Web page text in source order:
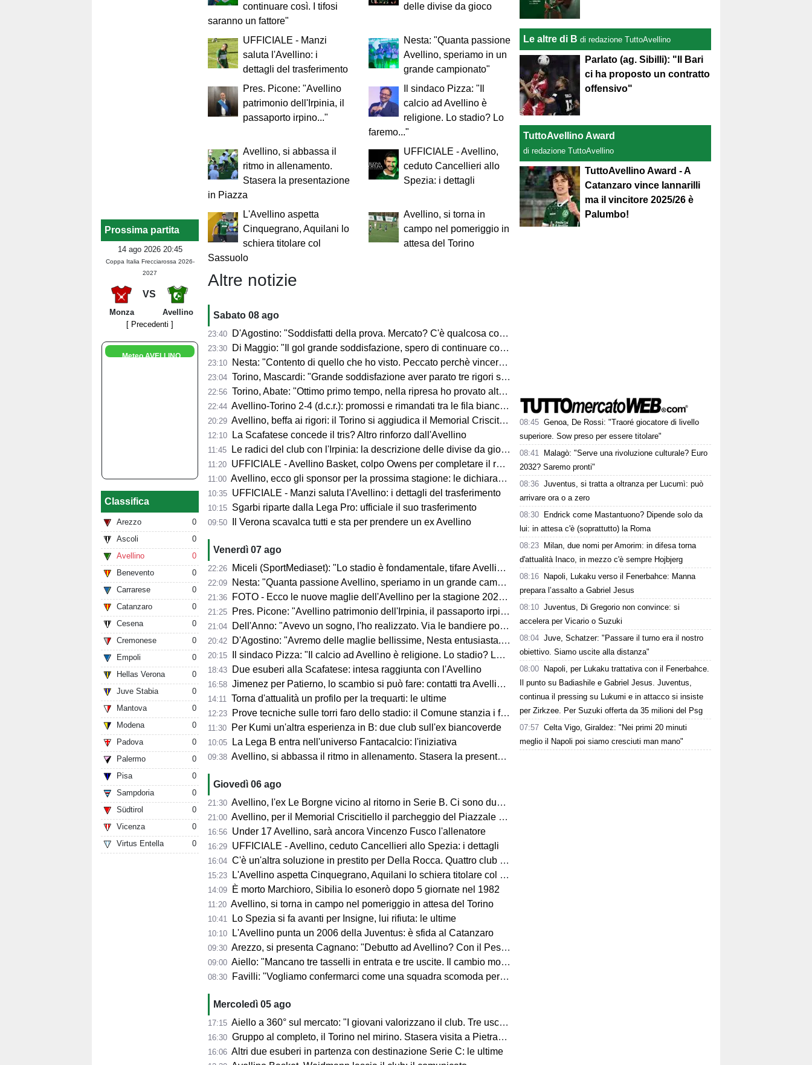
Prossima partita
14 ago 2026 20:45
Coppa Italia Frecciarossa 2026-
2027
VS
Monza
Avellino
[ Precedenti ]
Meteo AVELLINO
Classifica
Arezzo
0
Ascoli
0
Avellino
0
Benevento
0
Carrarese
0
Catanzaro
0
Cesena
0
Cremonese
0
Empoli
0
Hellas Verona
0
Juve Stabia
0
Mantova
0
Modena
0
Padova
0
Palermo
0
Pisa
0
Sampdoria
0
Südtirol
0
Vicenza
0
Virtus Entella
0
continuare così. I tifosi
saranno un fattore"
delle divise da gioco
UFFICIALE - Manzi
saluta l'Avellino: i
dettagli del trasferimento
Nesta: "Quanta passione
Avellino, speriamo in un
grande campionato"
Pres. Picone: "Avellino
patrimonio dell'Irpinia, il
passaporto irpino..."
Il sindaco Pizza: "Il
calcio ad Avellino è
religione. Lo stadio? Lo
faremo..."
Avellino, si abbassa il
ritmo in allenamento.
Stasera la presentazione
in Piazza
UFFICIALE - Avellino,
ceduto Cancellieri allo
Spezia: i dettagli
L'Avellino aspetta
Cinquegrano, Aquilani lo
schiera titolare col
Sassuolo
Avellino, si torna in
campo nel pomeriggio in
attesa del Torino
Altre notizie
Sabato 08 ago
23:40 D'Agostino: "Soddisfatti della prova. Mercato? C'è qualcosa con il Catania, ma faremo altro anche in entrata"
23:30 Di Maggio: "Il gol grande soddisfazione, spero di continuare così. I tifosi saranno un fattore"
23:10 Nesta: "Contento di quello che ho visto. Peccato perchè vincere aiuta a vincere. Piazza super, ci sono tante aspettative"
23:04 Torino, Mascardi: "Grande soddisfazione aver parato tre rigori su quattro. Siamo pronti per la stagione"
22:56 Torino, Abate: "Ottimo primo tempo, nella ripresa ho provato altre soluzioni. Mercato? La società sa"
22:44 Avellino-Torino 2-4 (d.c.r.): promossi e rimandati tra le fila biancoverdi
20:29 Avellino, beffa ai rigori: il Torino si aggiudica il Memorial Criscitiello
12:10 La Scafatese concede il tris? Altro rinforzo dall'Avellino
11:45 Le radici del club con l'Irpinia: la descrizione delle divise da gioco
11:20 UFFICIALE - Avellino Basket, colpo Owens per completare il roster
11:00 Avellino, ecco gli sponsor per la prossima stagione: le dichiarazioni
10:35 UFFICIALE - Manzi saluta l'Avellino: i dettagli del trasferimento
10:15 Sgarbi riparte dalla Lega Pro: ufficiale il suo trasferimento
09:50 Il Verona scavalca tutti e sta per prendere un ex Avellino
Venerdì 07 ago
22:26 Miceli (SportMediaset): "Lo stadio è fondamentale, tifare Avellino un privilegio"
22:09 Nesta: "Quanta passione Avellino, speriamo in un grande campionato"
21:36 FOTO - Ecco le nuove maglie dell'Avellino per la stagione 2026-2027
21:25 Pres. Picone: "Avellino patrimonio dell'Irpinia, il passaporto irpino..."
21:04 Dell'Anno: "Avevo un sogno, l'ho realizzato. Via le bandiere politiche..."
20:42 D'Agostino: "Avremo delle maglie bellissime, Nesta entusiasta. Mercato? Ottimo, ma..."
20:15 Il sindaco Pizza: "Il calcio ad Avellino è religione. Lo stadio? Lo faremo..."
18:43 Due esuberi alla Scafatese: intesa raggiunta con l'Avellino
16:58 Jimenez per Patierno, lo scambio si può fare: contatti tra Avellino e Catania
14:11 Torna d'attualità un profilo per la trequarti: le ultime
12:23 Prove tecniche sulle torri faro dello stadio: il Comune stanzia i fondi
11:30 Per Kumi un'altra esperienza in B: due club sull'ex biancoverde
10:05 La Lega B entra nell'universo Fantacalcio: l'iniziativa
09:38 Avellino, si abbassa il ritmo in allenamento. Stasera la presentazione in Piazza
Giovedì 06 ago
21:30 Avellino, l'ex Le Borgne vicino al ritorno in Serie B. Ci sono due club sul francese
21:00 Avellino, per il Memorial Criscitiello il parcheggio del Piazzale degli Irpini è occupato. I tifosi possono parcheggiare al Campo Genova
16:56 Under 17 Avellino, sarà ancora Vincenzo Fusco l'allenatore
16:29 UFFICIALE - Avellino, ceduto Cancellieri allo Spezia: i dettagli
16:04 C'è un'altra soluzione in prestito per Della Rocca. Quattro club su Manzi
15:23 L'Avellino aspetta Cinquegrano, Aquilani lo schiera titolare col Sassuolo
14:09 È morto Marchioro, Sibilia lo esonerò dopo 5 giornate nel 1982
11:20 Avellino, si torna in campo nel pomeriggio in attesa del Torino
10:41 Lo Spezia si fa avanti per Insigne, lui rifiuta: le ultime
10:10 L'Avellino punta un 2006 della Juventus: è sfida al Catanzaro
09:30 Arezzo, si presenta Cagnano: "Debutto ad Avellino? Con il Pescara andò bene. Gol dell'ex? Ho rispetto per la piazza e i compagni, non esulterei"
09:00 Aiello: "Mancano tre tasselli in entrata e tre uscite. Il cambio modulo? Una squadra camaleontica non dà punti di riferimento". Sull'esterno e il trequartista...
08:30 Favilli: "Vogliamo confermarci come una squadra scomoda per tutti. La concorrenza ben venga. Io mi sento bene"
Mercoledì 05 ago
17:15 Aiello a 360° sul mercato: "I giovani valorizzano il club. Tre uscite ancora da fare". Sul modulo, la difesa, Licina e Marina...
16:30 Gruppo al completo, il Torino nel mirino. Stasera visita a Pietrastornina
16:06 Altri due esuberi in partenza con destinazione Serie C: le ultime
Le altre di B di redazione TuttoAvellino
Parlato (ag. Sibilli): "Il Bari
ci ha proposto un contratto
offensivo"
TuttoAvellino Award
di redazione TuttoAvellino
TuttoAvellino Award - A
Catanzaro vince Iannarilli
ma il vincitore 2025/26 è
Palumbo!
08:45 Genoa, De Rossi: "Traoré giocatore di livello
superiore. Sow preso per essere titolare"
08:41
Malagò: "Serve una rivoluzione culturale? Euro
2032? Saremo pronti"
08:36 Juventus, si tratta a oltranza per Lucumì: può
arrivare ora o a zero
08:30
Endrick come Mastantuono? Dipende solo da
lui: in attesa c'è (soprattutto) la Roma
08:23
Milan, due nomi per Amorim: in difesa torna
d'attualità Inaco, in mezzo c'è sempre Hojbjerg
08:16
Napoli, Lukaku verso il Fenerbahce: Manna
prepara l’assalto a Gabriel Jesus
08:10 Juventus, Di Gregorio non convince: si
accelera per Vicario o Suzuki
08:04 Juve, Schatzer: "Passare il turno era il nostro
obiettivo. Siamo uscite alla distanza"
08:00
Napoli, per Lukaku trattativa con il Fenerbahce.
Il punto su Badiashile e Gabriel Jesus. Juventus,
continua il pressing su Lukumi e in attacco si insiste
per Zirkzee. Per Suzuki offerta da 35 milioni del Psg
07:57 Celta Vigo, Giraldez: "Nei primi 20 minuti
meglio il Napoli poi siamo cresciuti man mano"